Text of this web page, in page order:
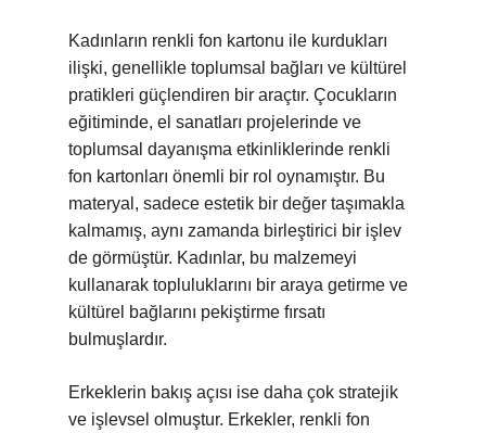
Kadınların renkli fon kartonu ile kurdukları
ilişki, genellikle toplumsal bağları ve kültürel
pratikleri güçlendiren bir araçtır. Çocukların
eğitiminde, el sanatları projelerinde ve
toplumsal dayanışma etkinliklerinde renkli
fon kartonları önemli bir rol oynamıştır. Bu
materyal, sadece estetik bir değer taşımakla
kalmamış, aynı zamanda birleştirici bir işlev
de görmüştür. Kadınlar, bu malzemeyi
kullanarak topluluklarını bir araya getirme ve
kültürel bağlarını pekiştirme fırsatı
bulmuşlardır.
Erkeklerin bakış açısı ise daha çok stratejik
ve işlevsel olmuştur. Erkekler, renkli fon